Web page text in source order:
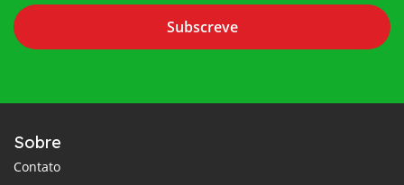
Subscreve
Sobre
Contato